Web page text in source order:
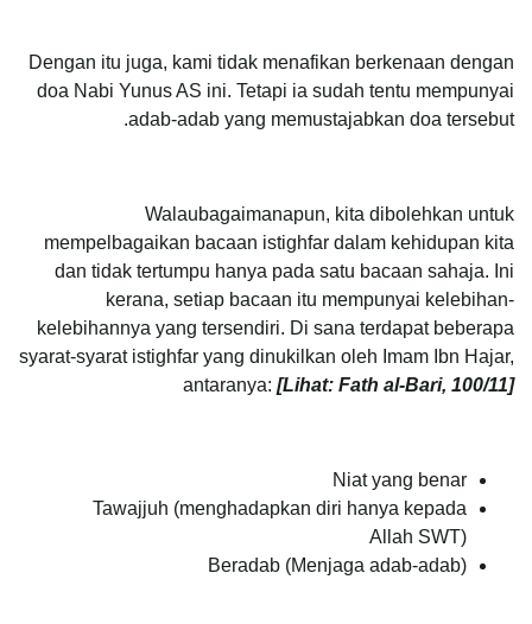
Dengan itu juga, kami tidak menafikan berkenaan dengan
doa Nabi Yunus AS ini. Tetapi ia sudah tentu mempunyai
adab-adab yang memustajabkan doa tersebut.
Walaubagaimanapun, kita dibolehkan untuk
mempelbagaikan bacaan istighfar dalam kehidupan kita
dan tidak tertumpu hanya pada satu bacaan sahaja. Ini
kerana, setiap bacaan itu mempunyai kelebihan-
kelebihannya yang tersendiri. Di sana terdapat beberapa
syarat-syarat istighfar yang dinukilkan oleh Imam Ibn Hajar,
antaranya: [Lihat: Fath al-Bari, 100/11]
Niat yang benar
Tawajjuh (menghadapkan diri hanya kepada
Allah SWT)
Beradab (Menjaga adab-adab)